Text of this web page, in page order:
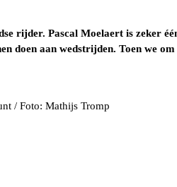
rijder. Pascal Moelaert is zeker
doen aan wedstrijden. Toen we
/ Foto: Mathijs Tromp